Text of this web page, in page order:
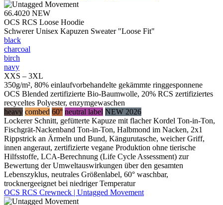
66.4020 NEW
OCS RCS Loose Hoodie
Schwerer Unisex Kapuzen Sweater "Loose Fit"
black
charcoal
birch
navy
XXS – 3XL
350g/m², 80% einlaufvorbehandelte gekämmte ringgesponnene
OCS Blended zertifizierte Bio-Baumwolle, 20% RCS zertifiziertes
recyceltes Polyester, enzymgewaschen
heavy combed 60° neutral label NEW 2026
Lockerer Schnitt, gefütterte Kapuze mit flacher Kordel Ton-in-Ton,
Fischgrät-Nackenband Ton-in-Ton, Halbmond im Nacken, 2x1
Rippstrick an Ärmeln und Bund, Kängurutasche, weicher Griff,
innen angeraut, zertifizierte vegane Produktion ohne tierische
Hilfsstoffe, LCA-Berechnung (Life Cycle Assessment) zur
Bewertung der Umweltauswirkungen über den gesamten
Lebenszyklus, neutrales Größenlabel, 60° waschbar,
trocknergeeignet bei niedriger Temperatur
OCS RCS Crewneck | Untagged Movement